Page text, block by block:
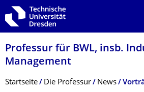
Zur Hauptnavigation springen
Zur Suche springen
Zum Inhalt springen
Professur für BWL, insb.
Management
Breadcrumb-Menü
Startseite Die Professur News